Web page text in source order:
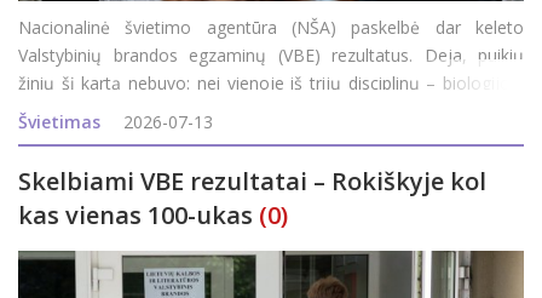
Nacionalinė švietimo agentūra (NŠA) paskelbė dar keleto
Valstybinių brandos egzaminų (VBE) rezultatus. Deja, puikių
žinių šį kartą nebuvo: nei vienoje iš trijų disciplinų – biologijos,
geografijos, verslumo ir ekonomikos – maksimalaus (100)
egzamino balo Roki&
Švietimas 2026-07-13
Skelbiami VBE rezultatai – Rokiškyje kol
kas vienas 100-ukas (0)